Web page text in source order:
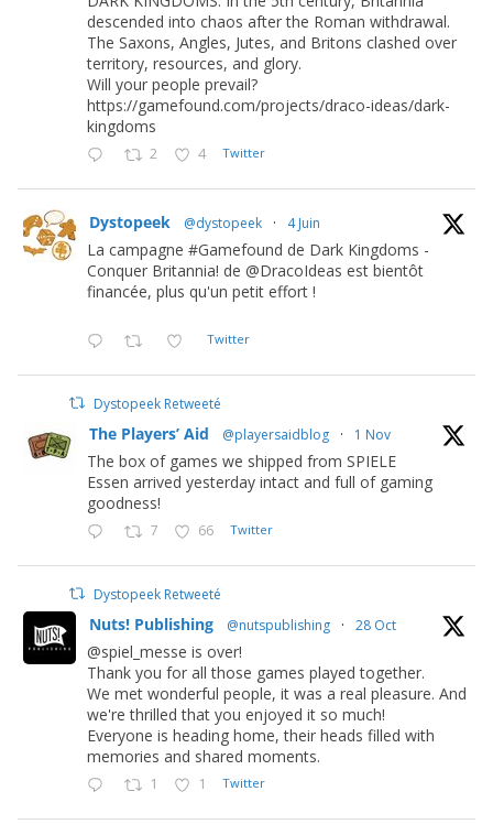
descended into chaos after the Roman withdrawal.
The Saxons, Angles, Jutes, and Britons clashed over
territory, resources, and glory.
Will your people prevail?
https://gamefound.com/projects/draco-ideas/dark-
kingdoms
2 4 Twitter
Dystopeek @dystopeek · 4 Juin
La campagne #Gamefound de Dark Kingdoms -
Conquer Britannia! de @DracoIdeas est bientôt
financée, plus qu'un petit effort !
Twitter
Dystopeek Retweeté
The Players’ Aid @playersaidblog · 1 Nov
The box of games we shipped from SPIELE
Essen arrived yesterday intact and full of gaming
goodness!
7 66 Twitter
Dystopeek Retweeté
Nuts! Publishing @nutspublishing · 28 Oct
@spiel_messe is over!
Thank you for all those games played together.
We met wonderful people, it was a real pleasure. And
we're thrilled that you enjoyed it so much!
Everyone is heading home, their heads filled with
memories and shared moments.
1 1 Twitter